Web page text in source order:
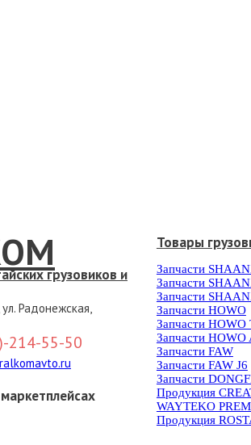
грузовиков и
ул. Радонежская,
214-55-50
Товары
Запчасти
Запчасти
Запчасти
Запчасти HOWO
Запчасти HOWO
Запчасти HOWO
Запчасти FAW
Запчасти FAW J6
Запчасти
Продукция
WAYTEKO
Продукция